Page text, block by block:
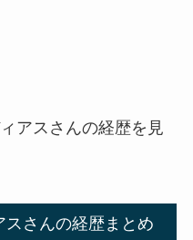
アスさんの経歴を見
さんの経歴まとめ